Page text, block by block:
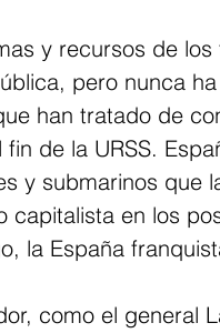
y recursos de
pero nunca
han tratado de
de la URSS.
y submarinos que
capitalista en los
la España
como el general